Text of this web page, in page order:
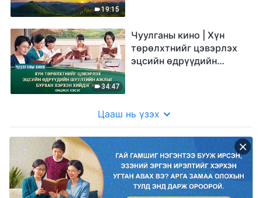
19:15
34:47
Чуулганы кино | Хүн
төрөлхтнийг цэвэрлэх
эцсийн өдрүүдийн
Цааш нь үзэх